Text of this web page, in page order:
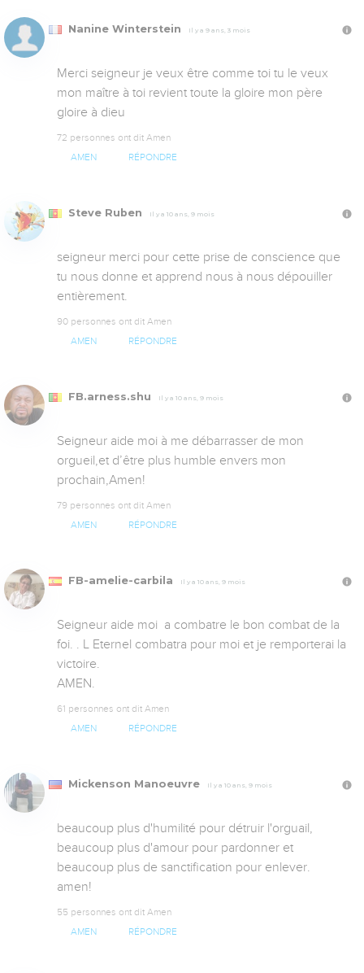
Nanine Winterstein Il y a 9 ans, 3 mois
Merci seigneur je veux être comme toi tu le veux
mon maître à toi revient toute la gloire mon père
gloire à dieu
72 personnes ont dit Amen
AMEN RÉPONDRE
Steve Ruben Il y a 10 ans, 9 mois
seigneur merci pour cette prise de conscience que
tu nous donne et apprend nous à nous dépouiller
entièrement.
90 personnes ont dit Amen
AMEN RÉPONDRE
FB.arness.shu Il y a 10 ans, 9 mois
Seigneur aide moi à me débarrasser de mon
orgueil,et d’être plus humble envers mon
prochain,Amen!
79 personnes ont dit Amen
AMEN RÉPONDRE
FB-amelie-carbila Il y a 10 ans, 9 mois
Seigneur aide moi  a combatre le bon combat de la
foi. . L Eternel combatra pour moi et je remporterai la
victoire.
AMEN.
61 personnes ont dit Amen
AMEN RÉPONDRE
Mickenson Manoeuvre Il y a 10 ans, 9 mois
beaucoup plus d'humilité pour détruir l'orguail,
beaucoup plus d'amour pour pardonner et
beaucoup plus de sanctification pour enlever.
amen!
55 personnes ont dit Amen
AMEN RÉPONDRE